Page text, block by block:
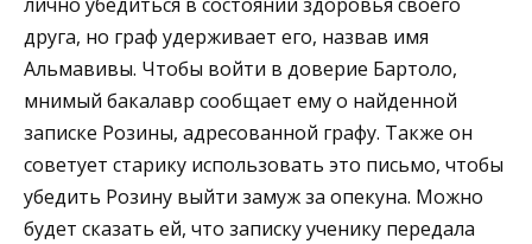
друга, но граф удерживает его, назвав имя
Альмавивы. Чтобы войти в доверие Бартоло,
мнимый бакалавр сообщает ему о найденной
записке Розины, адресованной графу. Также он
советует старику использовать это письмо, чтобы
убедить Розину выйти замуж за опекуна. Можно
будет сказать ей, что записку ученику передала